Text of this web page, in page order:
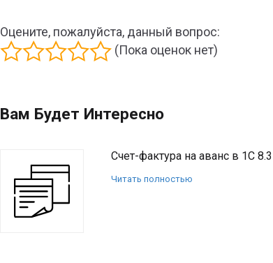
Оцените, пожалуйста, данный вопрос:
(Пока оценок нет)
Вам Будет Интересно
Счет-фактура на аванс в 1С 8.3
Читать полностью